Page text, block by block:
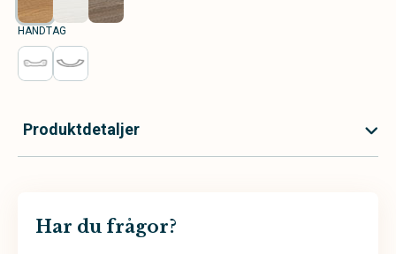
HANDTAG
Produktdetaljer
Har du frågor?